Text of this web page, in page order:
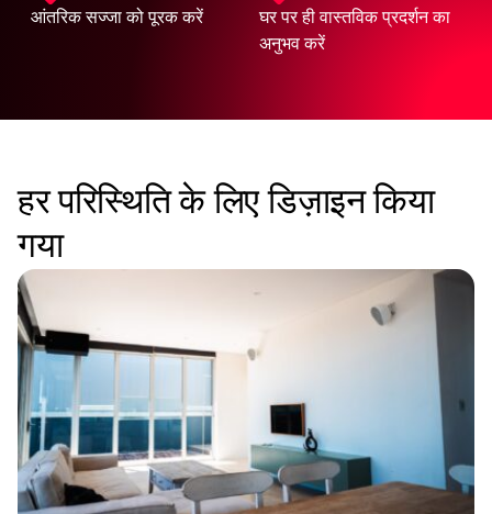
आंतरिक सज्जा को पूरक करें
घर पर ही वास्तविक प्रदर्शन का
अनुभव करें
हर परिस्थिति के लिए डिज़ाइन किया
गया